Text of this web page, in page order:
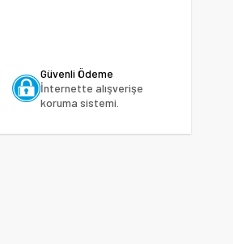
Güvenli Ödeme
İnternette alışverişe
koruma sistemi.